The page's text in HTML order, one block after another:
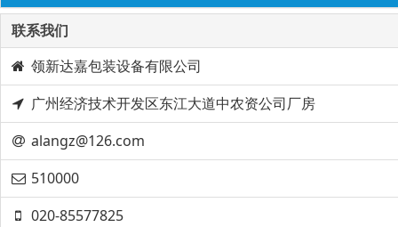
联系我们
领新达嘉包装设备有限公司​
广州经济技术开发区东江大道中农资公司厂房
alangz@126.com
510000
020-85577825